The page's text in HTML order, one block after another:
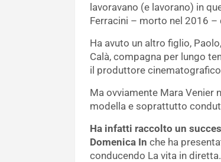
lavoravano (e lavorano) in
Ferracini – morto nel 2016 –
Ha avuto un altro figlio,
Calà, compagna per lungo
il produttore
Ma ovviamente Mara Venier
modella e soprattutto
Ha infatti raccolto un
Domenica In che ha
conducendo La vita in diretta.